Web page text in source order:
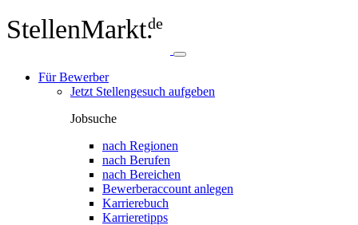
StellenMarkt.de
Für Bewerber
Jetzt Stellengesuch aufgeben
Jobsuche
nach Regionen
nach Berufen
nach Bereichen
Bewerberaccount anlegen
Karrierebuch
Karrieretipps